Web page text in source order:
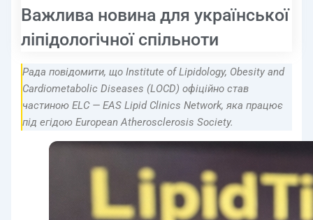
Важлива новина для української
ліпідологічної спільноти
Рада повідомити, що Institute of Lipidology, Obesity and
Cardiometabolic Diseases (LOCD) офіційно став
частиною ELC — EAS Lipid Clinics Network, яка працює
під егідою European Atherosclerosis Society.